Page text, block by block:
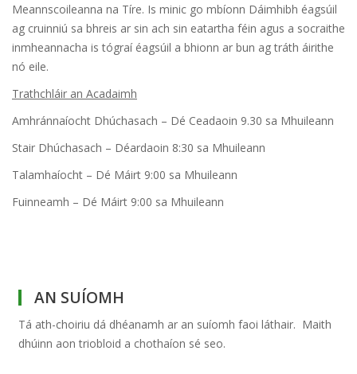
Meannscoileanna na Tíre. Is minic go mbíonn Dáimhibh éagsúil
ag cruinniú sa bhreis ar sin ach sin eatartha féin agus a socraithe
inmheannacha is tógraí éagsúil a bhionn ar bun ag tráth áirithe
nó eile.
Trathchláir an Acadaimh
Amhránnaíocht Dhúchasach – Dé Ceadaoin 9.30 sa Mhuileann
Stair Dhúchasach – Déardaoin 8:30 sa Mhuileann
Talamhaíocht – Dé Máirt 9:00 sa Mhuileann
Fuinneamh – Dé Máirt 9:00 sa Mhuileann
AN SUÍOMH
Tá ath-choiriu dá dhéanamh ar an suíomh faoi láthair. Maith
dhúinn aon triobloid a chothaíon sé seo.